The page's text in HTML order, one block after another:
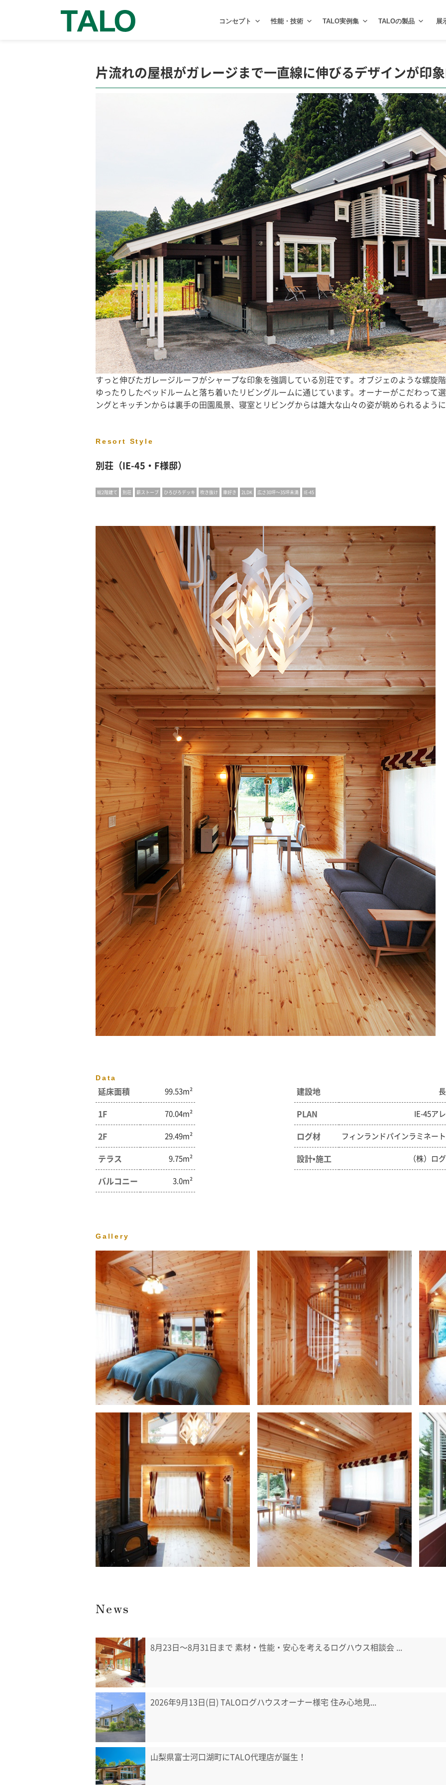
コンセプト 性能・技術 TALO実例集 TALOの製品 展
片流れの屋根がガレージまで一直線に伸びるデザインが印
すっと伸びたガレージルーフがシャープな印象を強調している別荘です。オブジェのような螺旋
ゆったりしたベッドルームと落ち着いたリビングルームに通じています。オーナーがこだわって
ングとキッチンからは裏手の田園風景、寝室とリビングからは雄大な山々の姿が眺められるように
Resort Style
別荘（IE-45・F様邸）
総2階建て 別荘 薪ストーブ ひろびろデッキ 吹き抜け 車好き 2LDK 広さ30坪〜35坪未満 IE-45
Data
延床面積 99.53m²
1F 70.04m²
2F 29.49m²
テラス 9.75m²
バルコニー 3.0m²
建設地
PLAN IE-45ア
ログ材 フィンランドパインラミネー
設計•施工 （株）ロ
Gallery
News
8月23日〜8月31日まで 素材・性能・安心を考えるログハウス相談会 ...
2026年9月13日(日) TALOログハウスオーナー様宅 住み心地見...
山梨県富士河口湖町にTALO代理店が誕生！